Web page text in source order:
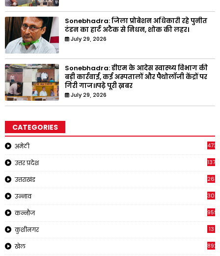
Sonebhadra: जिला प्रोबेशन अधिकारी रहे पुनीत
टंडन का हार्ट अटैक से निधन, शोक की लहर।
July 29, 2026
Sonebhadra: डीएम के आदेस स्वास्थ्य विभाग की
बड़ी कार्रवाई, कई अस्पतालों और पैथोलॉजी केंद्रों पर
गिरी गाज।।पढ़े पूरी ख़बर
July 29, 2026
CATEGORIES
अमेठी
उत्तर प्रदेश 1371
उत्तराखंड
उन्नाव 308
कन्नौज 959
कुशीनगर 13
खेल 892